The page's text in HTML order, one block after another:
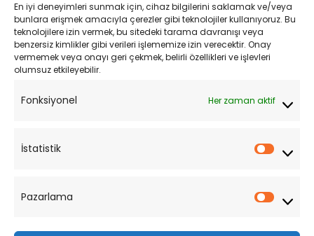
En iyi deneyimleri sunmak için, cihaz bilgilerini saklamak ve/veya
bunlara erişmek amacıyla çerezler gibi teknolojiler kullanıyoruz. Bu
teknolojilere izin vermek, bu sitedeki tarama davranışı veya
benzersiz kimlikler gibi verileri işlememize izin verecektir. Onay
vermemek veya onayı geri çekmek, belirli özellikleri ve işlevleri
olumsuz etkileyebilir.
Fonksiyonel Her zaman aktif
İstatistik
Pazarlama
Kişisel Verilerin Korunması
Mesafeli Satış Sözleşmesi
Sipariş Takibi